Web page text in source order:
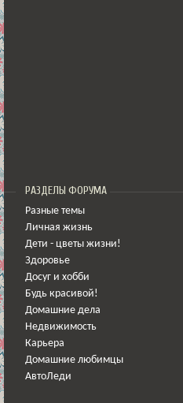
РАЗДЕЛЫ ФОРУМА
Разные темы
Личная жизнь
Дети - цветы жизни!
Здоровье
Досуг и хобби
Будь красивой!
Домашние дела
Недвижимость
Карьера
Домашние любимцы
АвтоЛеди